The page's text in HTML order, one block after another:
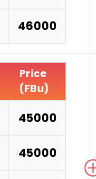
46000
Price
(FBu)
45000
45000